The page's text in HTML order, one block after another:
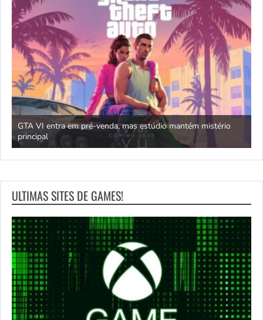
GTA VI entra em pré-venda, mas estúdio mantém mistério
principal
ULTIMAS SITES DE GAMES!